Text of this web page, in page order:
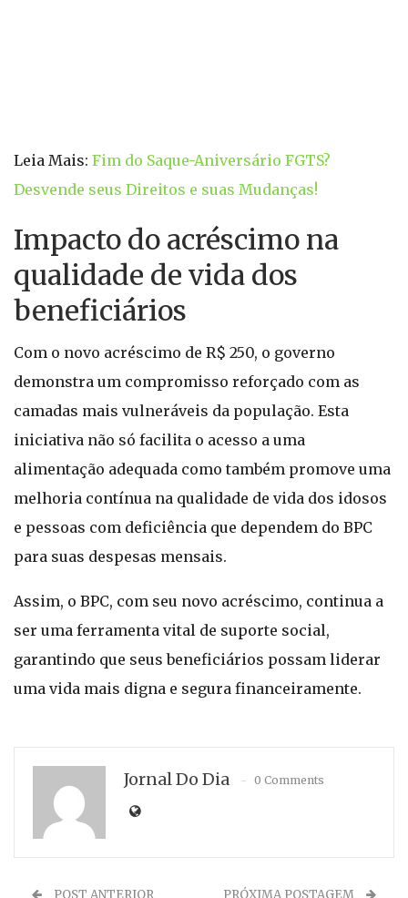
Leia Mais: Fim do Saque-Aniversário FGTS?
Desvende seus Direitos e suas Mudanças!
Impacto do acréscimo na
qualidade de vida dos
beneficiários
Com o novo acréscimo de R$ 250, o governo
demonstra um compromisso reforçado com as
camadas mais vulneráveis da população. Esta
iniciativa não só facilita o acesso a uma
alimentação adequada como também promove uma
melhoria contínua na qualidade de vida dos idosos
e pessoas com deficiência que dependem do BPC
para suas despesas mensais.
Assim, o BPC, com seu novo acréscimo, continua a
ser uma ferramenta vital de suporte social,
garantindo que seus beneficiários possam liderar
uma vida mais digna e segura financeiramente.
Jornal Do Dia 0 Comments
POST ANTERIOR PRÓXIMA POSTAGEM